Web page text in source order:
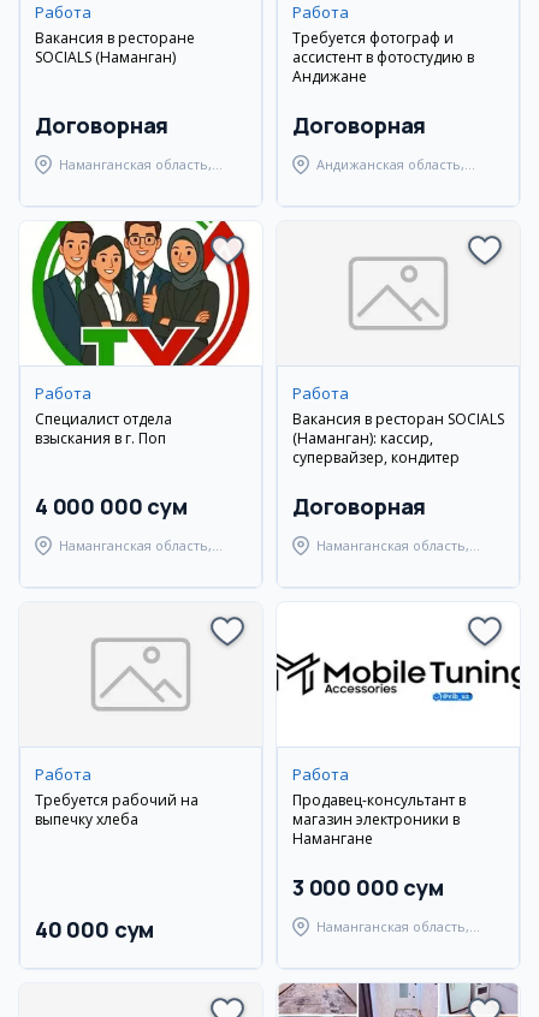
Работа
Вакансия в ресторане
SOCIALS (Наманган)
Договорная
Наманганская область,
Работа
Требуется фотограф и
ассистент в фотостудию в
Андижане
Договорная
Андижанская область,
Работа
Специалист отдела
взыскания в г. Поп
4 000 000 сум
Наманганская область,
Работа
Вакансия в ресторан SOCIALS
(Наманган): кассир,
супервайзер, кондитер
Договорная
Наманганская область,
Работа
Требуется рабочий на
выпечку хлеба
40 000 сум
Работа
Продавец-консультант в
магазин электроники в
Намангане
3 000 000 сум
Наманганская область,